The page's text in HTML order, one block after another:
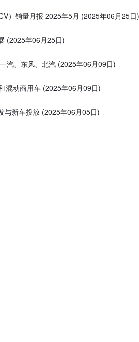
）销量月报 2025年5月 (2025年06月25日)
(2025年06月25日)
汽、东风、北汽 (2025年06月09日)
混动商用车 (2025年06月09日)
与新车投放 (2025年06月05日)